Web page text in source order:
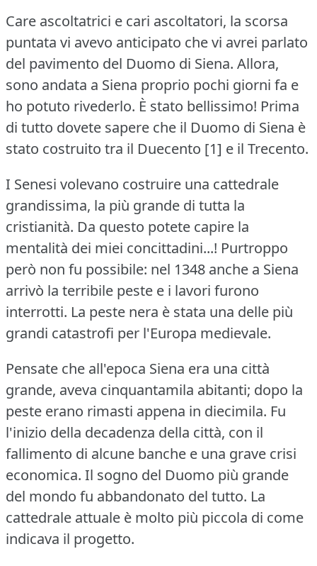
Care ascoltatrici e cari ascoltatori, la scorsa
puntata vi avevo anticipato che vi avrei parlato
del pavimento del Duomo di Siena. Allora,
sono andata a Siena proprio pochi giorni fa e
ho potuto rivederlo. È stato bellissimo! Prima
di tutto dovete sapere che il Duomo di Siena è
stato costruito tra il Duecento [1] e il Trecento.
I Senesi volevano costruire una cattedrale
grandissima, la più grande di tutta la
cristianità. Da questo potete capire la
mentalità dei miei concittadini...! Purtroppo
però non fu possibile: nel 1348 anche a Siena
arrivò la terribile peste e i lavori furono
interrotti. La peste nera è stata una delle più
grandi catastrofi per l'Europa medievale.
Pensate che all'epoca Siena era una città
grande, aveva cinquantamila abitanti; dopo la
peste erano rimasti appena in diecimila. Fu
l'inizio della decadenza della città, con il
fallimento di alcune banche e una grave crisi
economica. Il sogno del Duomo più grande
del mondo fu abbandonato del tutto. La
cattedrale attuale è molto più piccola di come
indicava il progetto.